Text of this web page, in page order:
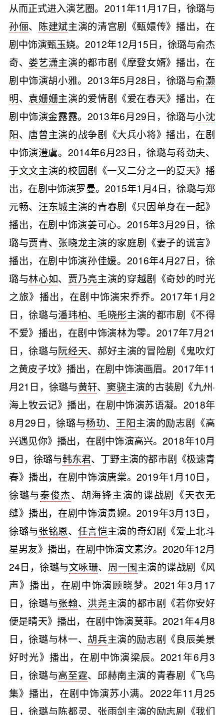
从而正式进入演艺圈。2011年11月17日，徐璐与
孙俪、 陈建斌主演的清宫剧《甄嬛传》播出，在
剧中饰演甄玉娆。2012年12月15日，徐璐与俞杰
奇、 娄艺潇主演的都市剧《摩登女婿》播出，在
剧中饰演胡小雅。2013年5月28日，徐璐与俞灏
明、 袁姗姗主演的爱情剧《爱在春天》播出，在
剧中饰演金露露。2013年6月29日，徐璐与小沈
阳、 唐曾主演的战争剧《大兵小将》播出，在剧
中饰演澧虞。2014年6月23日，徐璐与蒋劲夫、
于文文主演的校园剧《一又二分之一的夏天》播
出，在剧中饰演罗曼。2015年1月4日，徐璐与郑
元畅、 汪东城主演的青春剧《只因单身在一起》
播出，在剧中饰演姜可心。2015年3月29日，徐
璐与贾青、 张晓龙主演的家庭剧《妻子的谎言》
播出，在剧中饰演孙佳媛。2016年4月27日，徐
璐与林心如、 贾乃亮主演的穿越剧《奇妙的时光
之旅》播出，在剧中饰演宋乔乔。2017年1月2
日，徐璐与潘玮柏、 毛晓彤主演的都市剧《不得
不爱》播出，在剧中饰演林为零。2017年7月21
日，徐璐与阮经天、郝好主演的冒险剧《鬼吹灯
之黄皮子坟》播出，在剧中饰演画眉。2017年11
月21日，徐璐与黄轩、 窦骁主演的古装剧《九州·
海上牧云记》播出，在剧中饰演苏语凝。2018年
8月29日，徐璐与杨玏、 王阳主演的励志剧《高
兴遇见你》播出，在剧中饰演高兴。2018年10月
9日，徐璐与韩东君、丁野主演的都市剧《极速青
春》播出，在剧中饰演唐棠。2019年1月10日，
徐璐与秦俊杰、胡海锋主演的谍战剧《天衣无
缝》播出，在剧中饰演贵婉。2019年3月13日，
徐璐与张铭恩、 任言恺主演的奇幻剧《爱上北斗
星男友》播出，在剧中饰演文素汐。2020年12月
24日，徐璐与文咏珊、 周一围主演的谍战剧《风
声》播出，在剧中饰演顾晓梦。2021年3月17
日，徐璐与张翰、 洪尧主演的都市剧《若你安好
便是晴天》播出，在剧中饰演莫菲。2021年4月8
日，徐璐与林一、 胡兵主演的励志剧《良辰美景
好时光》播出，在剧中饰演梁辰。2021年6月3
日，徐璐与高至霆、邱赫南主演的青春剧《飞鸟
集》播出，在剧中饰演苏小满。2022年11月25
日，徐璐与陈都灵、 张雨剑主演的励志剧《我们